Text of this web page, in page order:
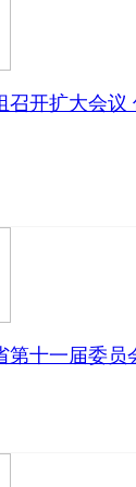
召开扩大会
第十一届委员